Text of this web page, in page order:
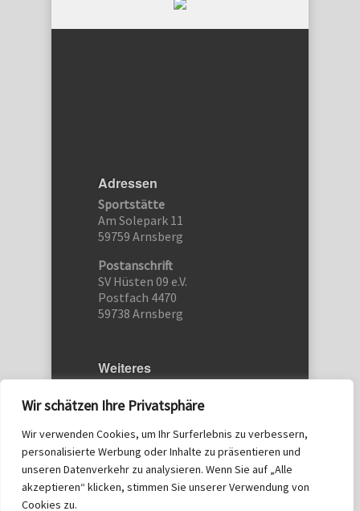
Wir schätzen Ihre Privatsphäre
Wir verwenden Cookies, um Ihr Surferlebnis zu verbessern,
personalisierte Werbung oder Inhalte zu präsentieren und
unseren Datenverkehr zu analysieren. Wenn Sie auf „Alle
akzeptieren“ klicken, stimmen Sie unserer Verwendung von
Cookies zu.
Adressen
Sportstätte
Am Solepark 11
59759 Arnsberg
Postanschrift
SV Hüsten 09 e.V.
Postfach 4470
59738 Arnsberg
Weiteres
Kontakt
Datenschutz
Impressum
© 2014 SV Hüsten 09